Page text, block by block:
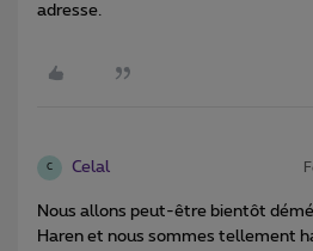
adresse.
C Celal
Nous allons peut-être bientôt
Haren et nous sommes tellement